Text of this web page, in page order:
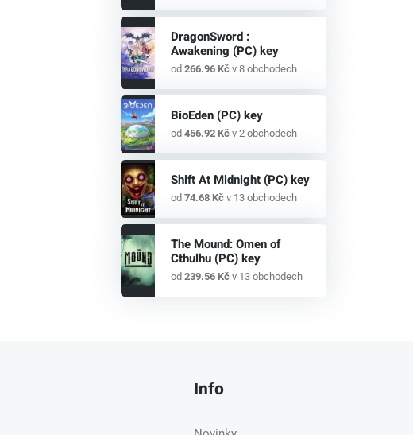
DragonSword :
Awakening (PC) key
od 266.96 Kčv 8 obchodech
BioEden (PC) key
od 456.92 Kčv 2 obchodech
Shift At Midnight (PC) key
od 74.68 Kčv 13 obchodech
The Mound: Omen of
Cthulhu (PC) key
od 239.56 Kčv 13 obchodech
Info